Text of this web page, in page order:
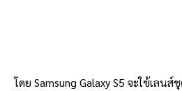
โดย Samsung Galaxy S5 จะใช้เลน